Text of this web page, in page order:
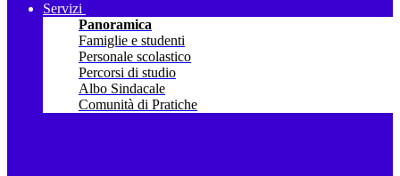
Servizi
Panoramica
Famiglie e studenti
Personale scolastico
Percorsi di studio
Albo Sindacale
Comunità di Pratiche